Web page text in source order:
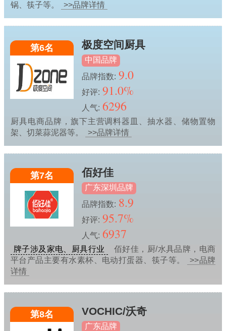
锅、筷子等。
>>品牌详情
第6名 极度空间厨具
中国品牌
品牌指数: 9.0
好评: 91.0%
人气: 6296
厨具电商品牌，旗下主营调料器皿、抽水器、储物置物
架、切菜蒜泥器等。
>>品牌详情
第7名 佰好佳
广东深圳品牌
品牌指数: 8.9
好评: 95.7%
人气: 6937
牌子涉及家电、厨具行业
佰好佳，厨/水具品牌，电商
平台产品主要有水素杯、电动打蛋器、筷子等。
>>品牌
详情
第8名 VOCHIC/沃奇
广东品牌